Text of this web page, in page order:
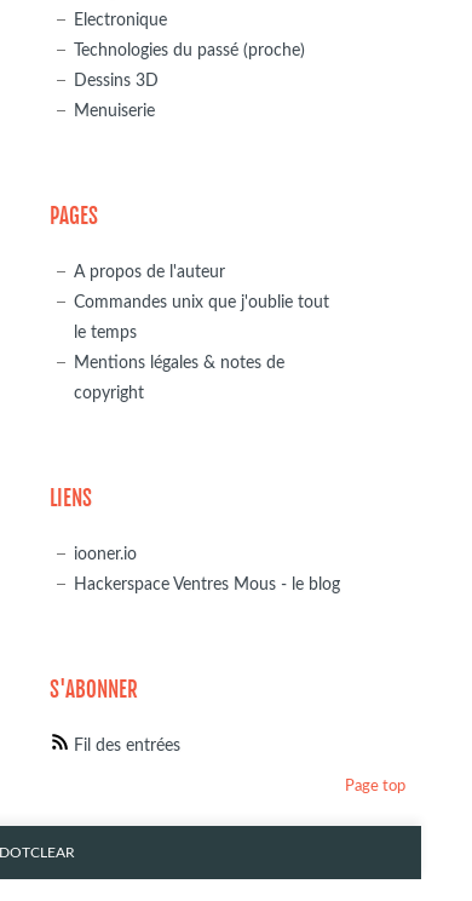
Electronique
Technologies du passé (proche)
Dessins 3D
Menuiserie
PAGES
A propos de l'auteur
Commandes unix que j'oublie tout
le temps
Mentions légales & notes de
copyright
LIENS
iooner.io
Hackerspace Ventres Mous - le blog
S'ABONNER
Fil des entrées
DOTCLEAR
Page top